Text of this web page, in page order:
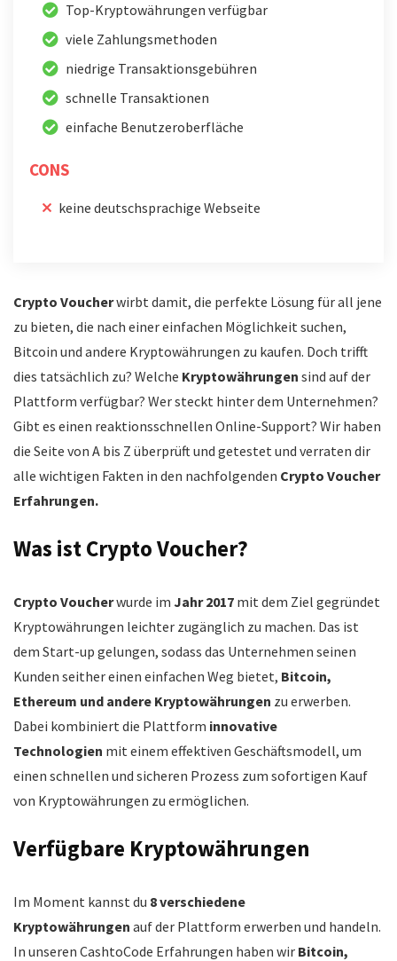
Top-Kryptowährungen verfügbar
viele Zahlungsmethoden
niedrige Transaktionsgebühren
schnelle Transaktionen
einfache Benutzeroberfläche
CONS
keine deutschsprachige Webseite
Crypto Voucherwirbt damit, die perfekte Lösung für all jene
zu bieten, die nach einer einfachen Möglichkeit suchen,
Bitcoin und andere Kryptowährungen zu kaufen. Doch trifft
dies tatsächlich zu? Welche Kryptowährungen sind auf der
Plattform verfügbar? Wer steckt hinter dem Unternehmen?
Gibt es einen reaktionsschnellen Online-Support? Wir haben
die Seite von A bis Z überprüft und getestet und verraten dir
alle wichtigen Fakten in den nachfolgenden Crypto Voucher
Erfahrungen.
Was ist Crypto Voucher?
Crypto Voucherwurde im Jahr 2017 mit dem Ziel gegründet
Kryptowährungen leichter zugänglich zu machen. Das ist
dem Start-up gelungen, sodass das Unternehmen seinen
Kunden seither einen einfachen Weg bietet, Bitcoin,
Ethereum und andere Kryptowährungen zu erwerben.
Dabei kombiniert die Plattform innovative
Technologien mit einem effektiven Geschäftsmodell, um
einen schnellen und sicheren Prozess zum sofortigen Kauf
von Kryptowährungen zu ermöglichen.
Verfügbare Kryptowährungen
Im Moment kannst du 8 verschiedene
Kryptowährungen auf der Plattform erwerben und handeln.
In unseren CashtoCode Erfahrungen haben wir Bitcoin,